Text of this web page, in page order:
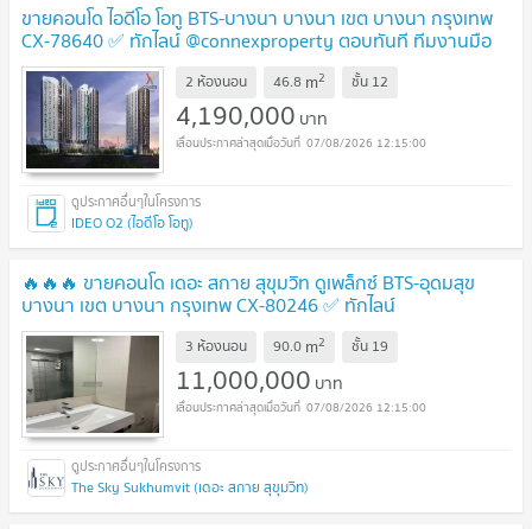
ขายคอนโด ไอดีโอ โอทู BTS-บางนา บางนา เขต บางนา กรุงเทพ
CX-78640 ✅ ทักไลน์ @connexproperty ตอบทันที ทีมงานมือ
อาชีพ ✅ UPDATE !
2 ห้องนอน 46.8 m2 ชั้น 12
4,190,000 บาท
07/08/2026 12:15:00
IDEO O2 (ไอดีโอ โอทู)
🔥🔥🔥 ขายคอนโด เดอะ สกาย สุขุมวิท ดูเพล็กซ์ BTS-อุดมสุข
บางนา เขต บางนา กรุงเทพ CX-80246 ✅ ทักไลน์
@connexproperty ตอบทันที ทีมงานมืออาชีพ ✅ 🔥🔥🔥
3 ห้องนอน 90.0 m2 ชั้น 19
11,000,000 บาท
07/08/2026 12:15:00
The Sky Sukhumvit (เดอะ สกาย สุขุมวิท)